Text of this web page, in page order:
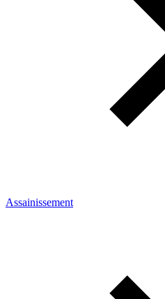
Assainissement